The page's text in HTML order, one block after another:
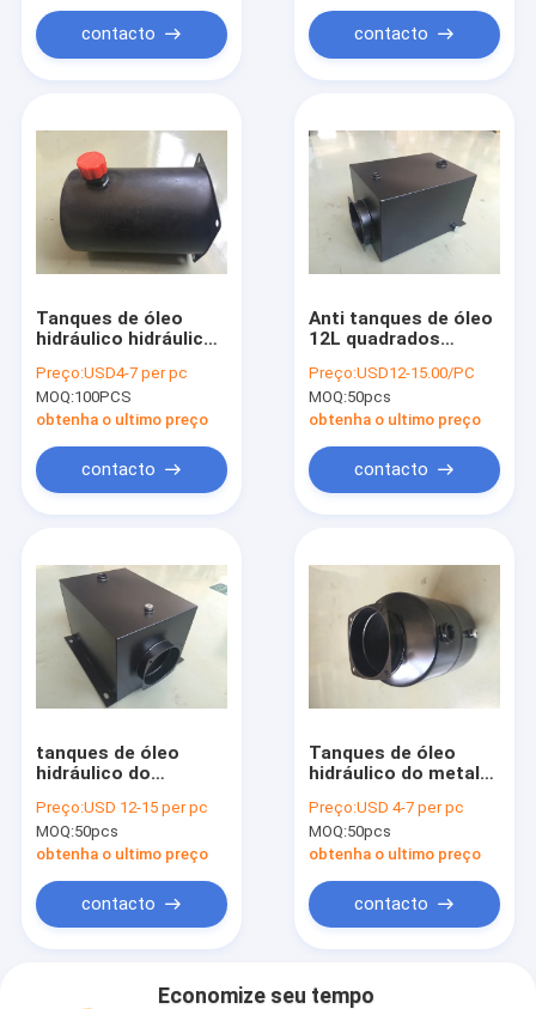
contacto contacto
Tanques de óleo
hidráulico hidráulicos
Power Pack com 2.5L
211mm
Preço:USD4-7 per pc
MOQ:100PCS
obtenha o ultimo preço
contacto
Anti tanques de óleo
12L quadrados
corrosivos para o
motopropulsor
hidráulico
Preço:USD12-15.00/PC
MOQ:50pcs
obtenha o ultimo preço
contacto
tanques de óleo
hidráulico do
montagem
horizontal do
tamanho do pescoço
Preço:USD 12-15 per pc
MOQ:50pcs
obtenha o ultimo preço
contacto
Tanques de óleo
hidráulico do metal
com 178 tamanho
inferior do × 178mm
Preço:USD 4-7 per pc
MOQ:50pcs
obtenha o ultimo preço
contacto
Economize seu tempo